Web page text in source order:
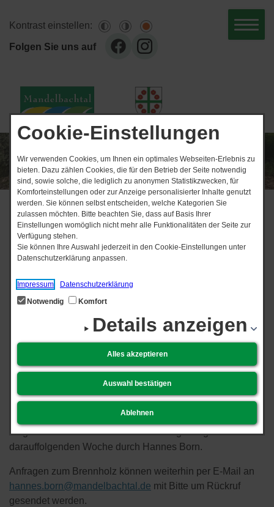
Cookie-Einstellungen
Wir verwenden Cookies, um Ihnen ein optimales Webseiten-Erlebnis zu
bieten. Dazu zählen Cookies, die für den Betrieb der Seite notwendig
sind, sowie solche, die lediglich zu anonymen Statistikzwecken, für
Komforteinstellungen oder zur Anzeige personalisierter Inhalte genutzt
werden. Sie können selbst entscheiden, welche Kategorien Sie
zulassen möchten. Bitte beachten Sie, dass auf Basis Ihrer
Einstellungen womöglich nicht mehr alle Funktionalitäten der Seite zur
Verfügung stehen.
Sie können Ihre Auswahl jederzeit in den Cookie-Einstellungen unter
Datenschutzerklärung anpassen.
Impressum
Datenschutzerklärung
Notwendig
Komfort
Details anzeigen
Alles akzeptieren
Auswahl bestätigen
Ablehnen
Kontrast einstellen:
Folgen Sie uns auf
News-Ticker
06.​08.​2026
Start Urlaubsvertretung Forst
Urlaubsvertretung
Mandelbachtal, den 21.​05.​2026
In der letzten Maiwoche, KW 22, wird die Sprechstunde
des Forst im Rathaus Mandelbachtal, Raum 1.11 im ersten
Obergeschoss, durch Julian Welsch vertreten.
Brennholzbestellungen können in dieser Zeit wie gewohnt
aufgenommen werden. Die Abrechnung erfolgt erst in der
darauffolgenden Woche durch Hannes Born.
Anfragen zum Brennholz können weiterhin per E-Mail an
hannes.born@mandelbachtal.de mit Bitte um Rückruf
gesendet werden.